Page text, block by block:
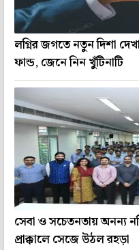
লগ্নির জগতে নতুন দিশা
ফান্ড, জেনে নিন খুঁটিনাটি
সেবা ও সচেতনতায় অনন্য
প্রাক্কালে সেজে উঠল রহড়া